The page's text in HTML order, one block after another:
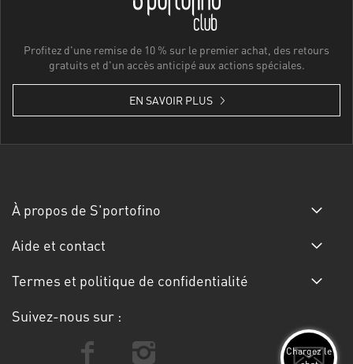
Profitez d'une remise de 10 % sur le premier achat, des retours
gratuits et d'un accès anticipé aux actions spéciales.
EN SAVOIR PLUS
À propos de S'portofino
Aide et contact
Termes et politique de confidentialité
Suivez-nous sur :
Chargez le